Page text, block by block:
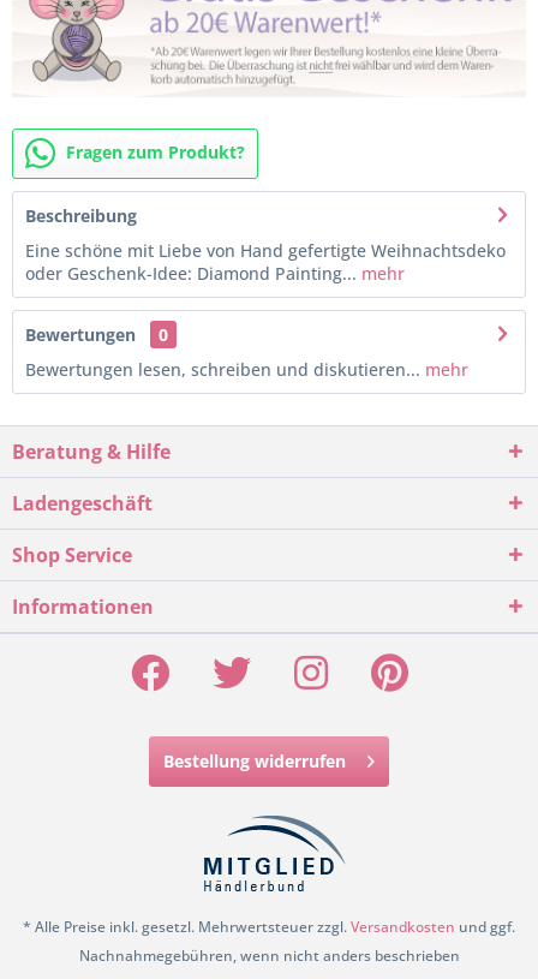
Fragen zum Produkt?
Beschreibung
Eine schöne mit Liebe von Hand gefertigte Weihnachtsdeko
oder Geschenk-Idee: Diamond Painting... mehr
Bewertungen
0
Bewertungen lesen, schreiben und diskutieren... mehr
Beratung & Hilfe
Ladengeschäft
Shop Service
Informationen
Bestellung widerrufen
* Alle Preise inkl. gesetzl. Mehrwertsteuer zzgl.Versandkosten und ggf.
Nachnahmegebühren, wenn nicht anders beschrieben